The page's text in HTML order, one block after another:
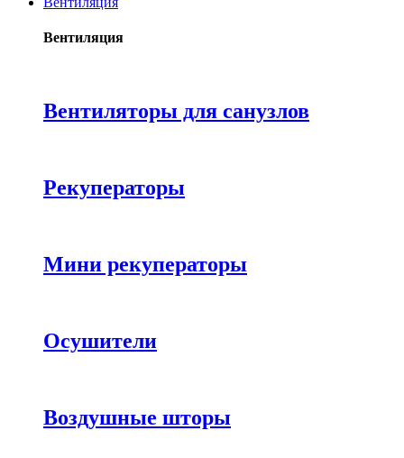
Вентиляция
Вентиляторы для санузлов
Рекуператоры
Мини рекуператоры
Осушители
Воздушные шторы